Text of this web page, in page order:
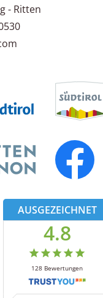
- Ritten
AUSGEZEICHNET
4.8
128 Bewertungen